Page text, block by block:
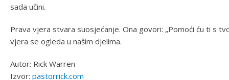
sada učini.
Prava vjera stvara suosjećanje. Ona govori: „Pomoći ću ti s
vjera se ogleda u našim djelima.
Autor: Rick Warren
Izvor: pastorrick.com